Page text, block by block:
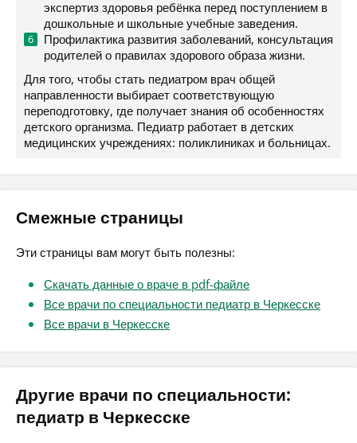
экспертиз здоровья ребёнка перед поступлением в
дошкольные и школьные учебные заведения.
Профилактика развития заболеваний, консультация
родителей о правилах здорового образа жизни.
Для того, чтобы стать педиатром врач общей
направленности выбирает соответствующую
переподготовку, где получает знания об особенностях
детского организма. Педиатр работает в детских
медицинских учреждениях: поликлиниках и больницах.
Смежные страницы
Эти страницы вам могут быть полезны:
Скачать данные о враче в pdf-файле
Все врачи по специальности педиатр в Черкесске
Все врачи в Черкесске
Другие врачи по специальности:
педиатр в Черкесске